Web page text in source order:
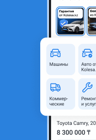
Генератор на Toyota Camry
Оригинальность